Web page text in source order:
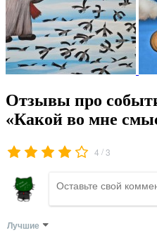
Отзывы про
«Какой во мне
4 /3
Лучшие